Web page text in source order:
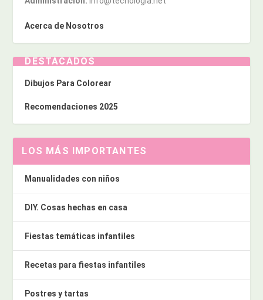
Acerca de Nosotros
DESTACADOS
Dibujos Para Colorear
Recomendaciones 2025
LOS MÁS IMPORTANTES
Manualidades con niños
DIY. Cosas hechas en casa
Fiestas temáticas infantiles
Recetas para fiestas infantiles
Postres y tartas